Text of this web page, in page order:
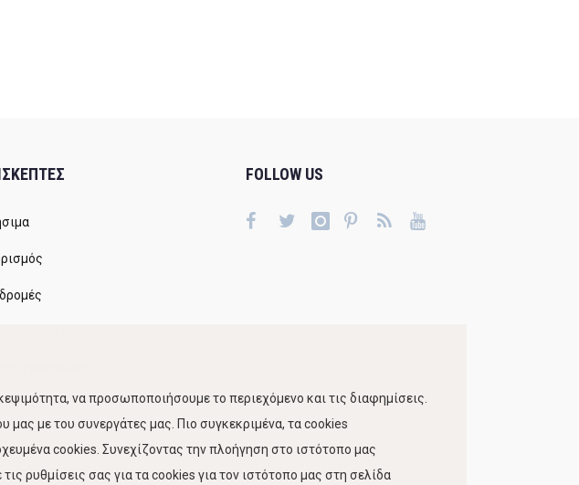
Λιμένος
FOLLOW US
να προσωποποιήσουμε το περιεχόμενο και τις διαφημίσεις.
με του συνεργάτες μας. Πιο συγκεκριμένα, τα cookies
cookies. Συνεχίζοντας την πλοήγηση στο ιστότοπο μας
ρυθμίσεις σας για τα cookies για τον ιστότοπο μας στη σελίδα